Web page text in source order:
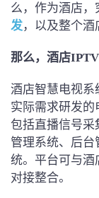
么，作为酒店，
发，以及整个酒
那么，酒店
酒店智慧电视系
实际需求研发
包括直播信号采
管理系统、后
统。平台可与酒
对接整合。